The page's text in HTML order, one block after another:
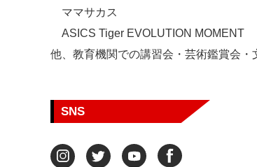
ママサカス
ASICS Tiger EVOLUTION MOMENT
他、教育機関での講習会・芸術鑑賞会・
SNS